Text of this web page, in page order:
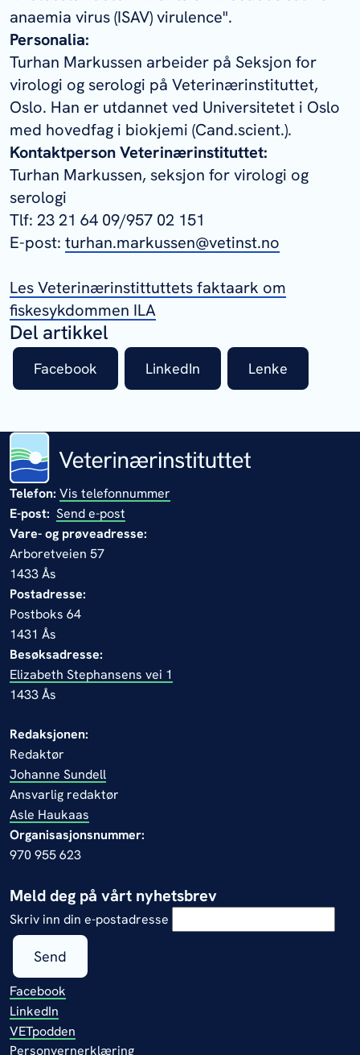
anaemia virus (ISAV) virulence".
Personalia:
Turhan Markussen arbeider på Seksjon for
virologi og serologi på Veterinærinstituttet,
Oslo. Han er utdannet ved Universitetet i Oslo
med hovedfag i biokjemi (Cand.scient.).
Kontaktperson Veterinærinstituttet:
Turhan Markussen, seksjon for virologi og
serologi
Tlf: 23 21 64 09/957 02 151
E-post: turhan.markussen@vetinst.no
Les Veterinærinstittuttets faktaark om
fiskesykdommen ILA
Del artikkel
Facebook LinkedIn Lenke
Telefon: Vis telefonnummer
E-post: Send e-post
Vare- og prøveadresse:
Arboretveien 57
1433 Ås
Postadresse:
Postboks 64
1431 Ås
Besøksadresse:
Elizabeth Stephansens vei 1
1433 Ås
Redaksjonen:
Redaktør
Johanne Sundell
Ansvarlig redaktør
Asle Haukaas
Organisasjonsnummer:
970 955 623
Meld deg på vårt nyhetsbrev
Skriv inn din e-postadresse
Send
Facebook
LinkedIn
VETpodden
Personvernerklæring